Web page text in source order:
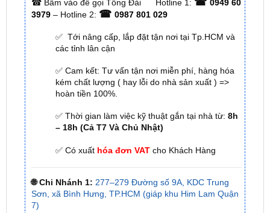
✅ Tới nâng cấp, lắp đặt tận nơi tại Tp.HCM và
các tỉnh lân cận
✅ Cam kết: Tư vấn tận nơi miễn phí, hàng hóa
kém chất lượng ( hay lỗi do nhà sản xuất ) =>
✅ Thời gian làm việc kỹ thuật gắn tại nhà từ:8h
– 18h (Cả T7 Và Chủ Nhật)
✅ Có xuấthóa đơn VATcho Khách Hàng
🌐 Chi Nhánh 1: 277–279 Đường số 9A, KDC Trung
🌐 Chi Nhánh 2: 93 Trương Định, Phường Thủ Dầu
Một, Tp.HCM (Bình Dương cũ)